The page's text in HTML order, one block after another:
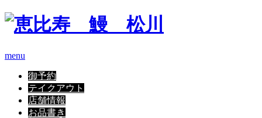
menu
御予約
テイクアウト
店舗情報
お品書き